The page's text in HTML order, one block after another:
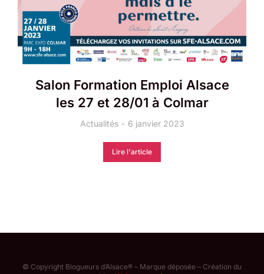
Salon Formation Emploi Alsace
les 27 et 28/01 à Colmar
Actualités 6 janvier 2023
Lire l'article
© Copyright Blogueurs d’Alsace® – Marque déposée – Création du